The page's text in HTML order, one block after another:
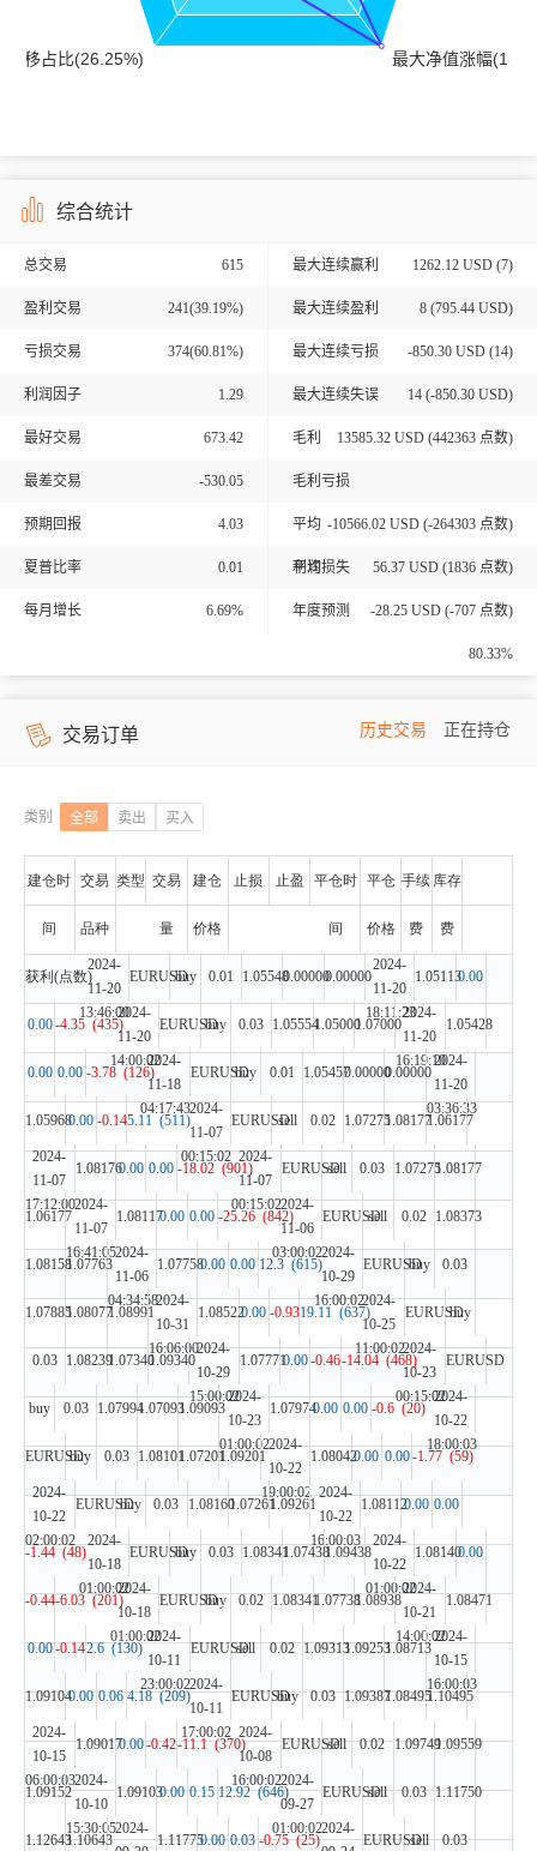
综合统计
总交易 615
盈利交易 241(39.19%)
亏损交易 374(60.81%)
利润因子 1.29
最好交易 673.42
最差交易 -530.05
预期回报 4.03
夏普比率 0.01
每月增长 6.69%
最大连续赢利 1262.12 USD (7)
最大连续盈利 8 (795.44 USD)
最大连续亏损 -850.30 USD (14)
最大连续失误 14 (-850.30 USD)
毛利 13585.32 USD (442363 点数)
毛利亏损
-10566.02 USD (-264303 点数)
平均
利润 56.37 USD (1836 点数)
平均损失
-28.25 USD (-707 点数)
年度预测
80.33%
交易订单 历史交易 正在持仓
类别 全部 卖出 买入